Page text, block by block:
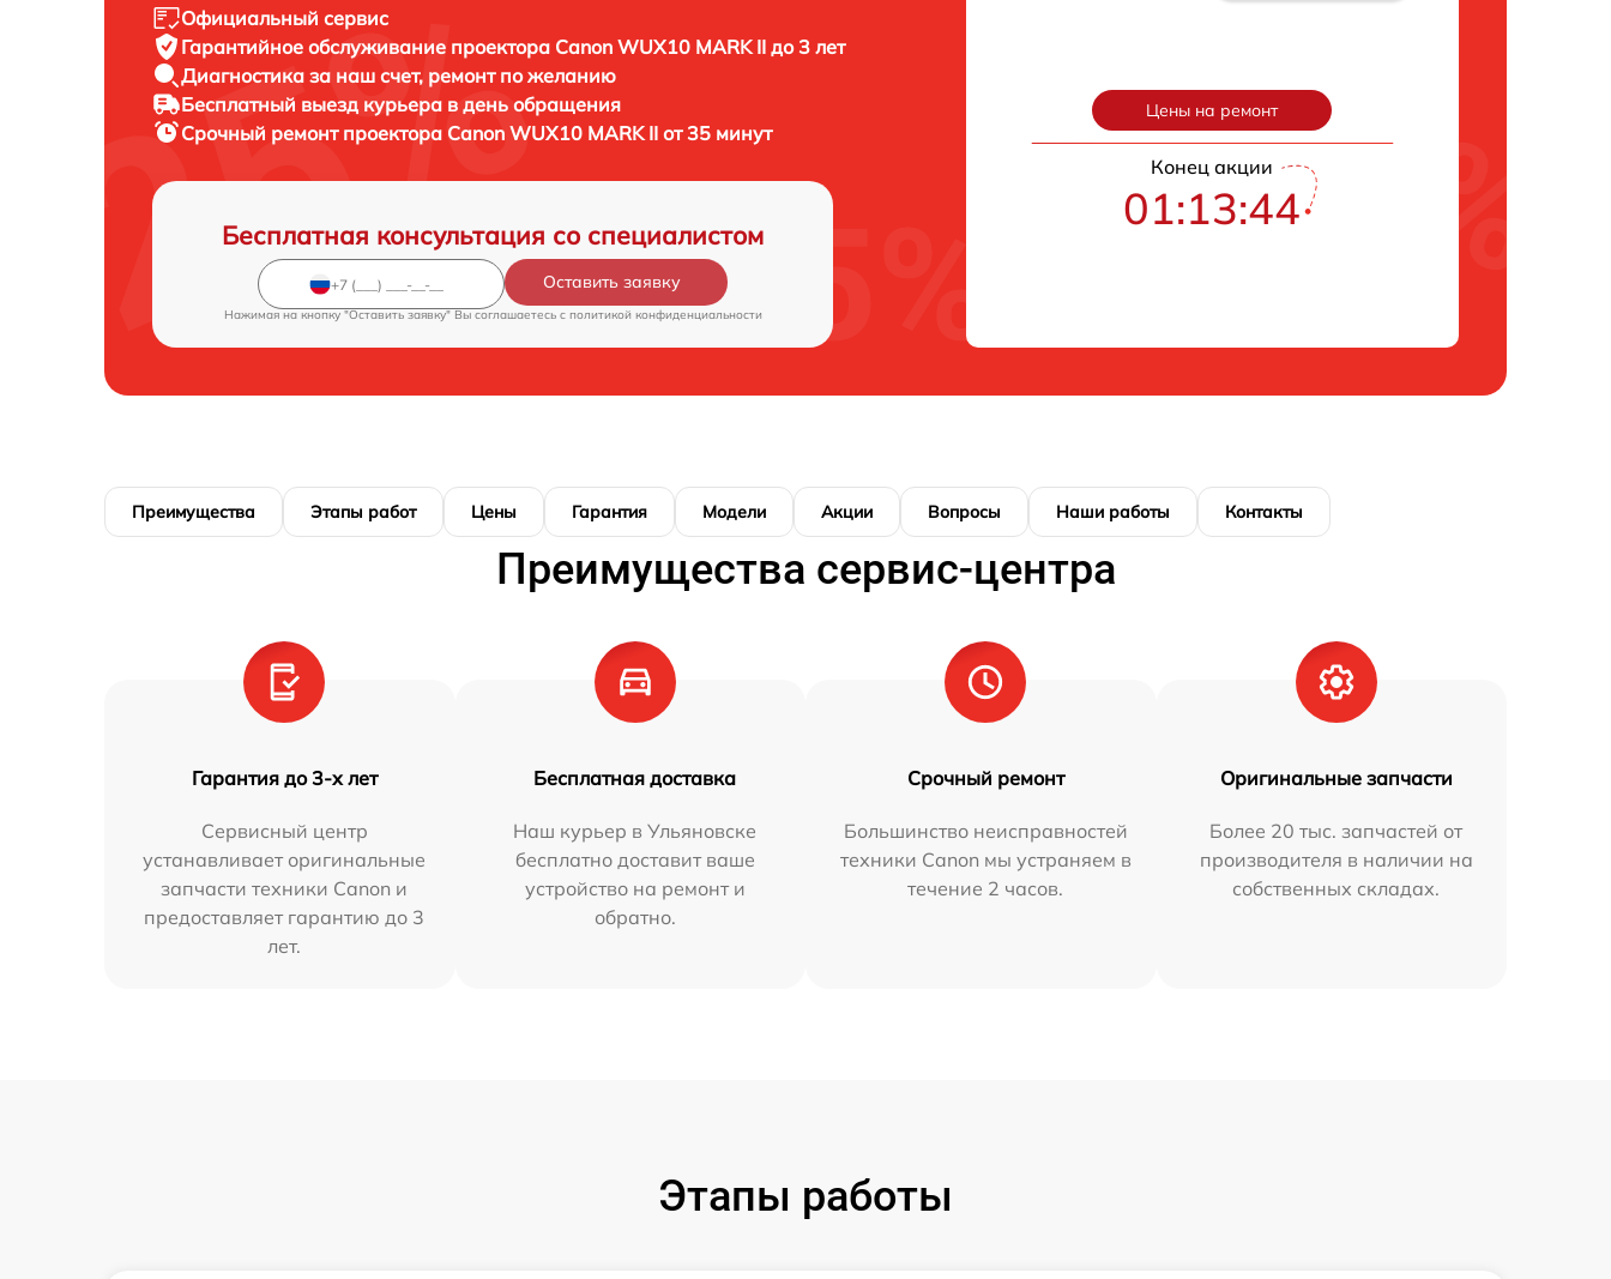
Официальный сервис
Гарантийное обслуживание проектора Canon WUX10 MARK II до 3 лет
Диагностика за наш счет, ремонт по желанию
Бесплатный выезд курьера в день обращения
Срочный ремонт проектора Canon WUX10 MARK II от 35 минут
Бесплатная консультация со специалистом
Оставить заявку
Нажимая на кнопку "Оставить заявку" Вы соглашаетесь c политикой конфиденциальности
Цены на ремонт
Конец акции
01:13:43
Преимущества Этапы работ Цены Гарантия Модели Акции Вопросы Наши работы Контакты
Преимущества сервис-центра
Гарантия до 3-х лет
Сервисный центр
устанавливает оригинальные
запчасти техники Canon и
предоставляет гарантию до 3
лет.
Бесплатная доставка
Наш курьер в Ульяновске
бесплатно доставит ваше
устройство на ремонт и
обратно.
Срочный ремонт
Большинство неисправностей
техники Canon мы устраняем в
течение 2 часов.
Оригинальные запчасти
Более 20 тыс. запчастей от
производителя в наличии на
собственных складах.
Этапы работы